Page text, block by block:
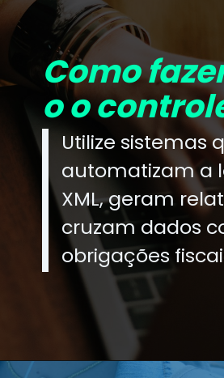
Como
o o
Utilize sistemas
automatizam a
XML, geram
cruzam dados
obrigações